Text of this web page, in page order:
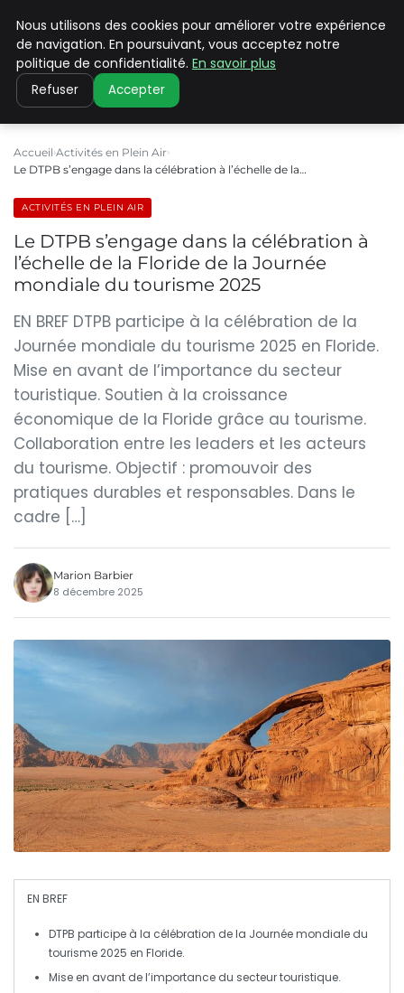
PILAT PATRIMOINES
Accueil Activités en Plein Air
Le DTPB s’engage dans la célébration à l’échelle de la…
ACTIVITÉS EN PLEIN AIR
Le DTPB s’engage dans la célébration à
l’échelle de la Floride de la Journée
mondiale du tourisme 2025
EN BREF DTPB participe à la célébration de la
Journée mondiale du tourisme 2025 en Floride.
Mise en avant de l’importance du secteur
touristique. Soutien à la croissance
économique de la Floride grâce au tourisme.
Collaboration entre les leaders et les acteurs
du tourisme. Objectif : promouvoir des
pratiques durables et responsables. Dans le
cadre […]
Marion Barbier
8 décembre 2025
EN BREF
DTPB participe à la célébration de la Journée mondiale du
tourisme 2025 en Floride.
Mise en avant de l’importance du secteur touristique.
Nous utilisons des cookies pour améliorer votre expérience
de navigation. En poursuivant, vous acceptez notre
politique de confidentialité. En savoir plus
Refuser Accepter